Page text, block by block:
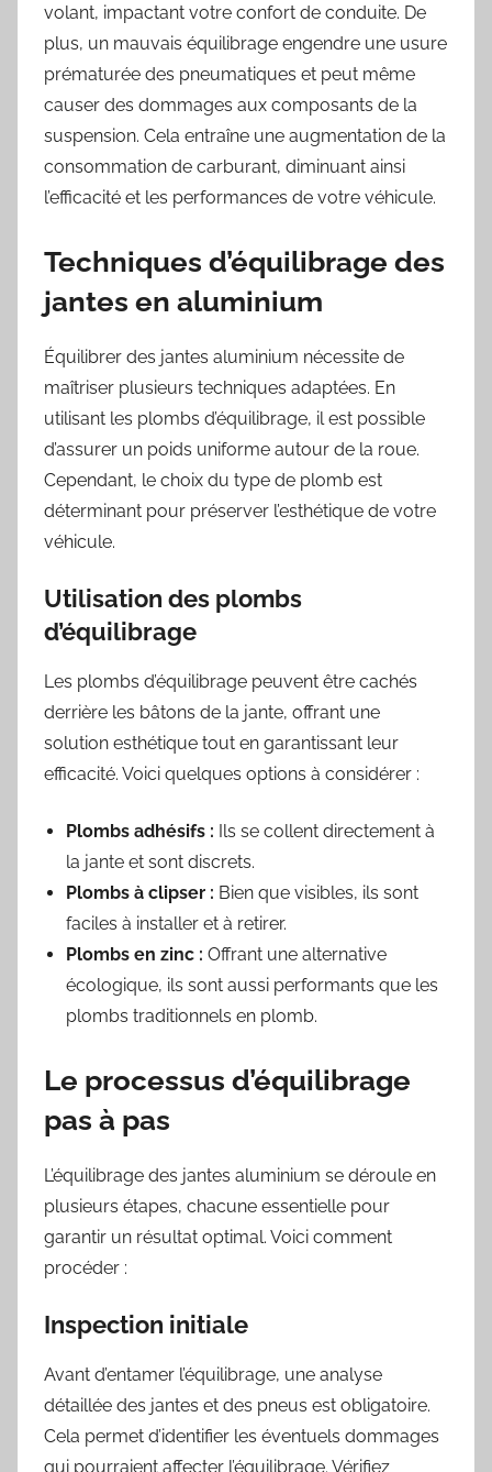
volant, impactant votre confort de conduite. De
plus, un mauvais équilibrage engendre une usure
prématurée des pneumatiques et peut même
causer des dommages aux composants de la
suspension. Cela entraîne une augmentation de la
consommation de carburant, diminuant ainsi
l’efficacité et les performances de votre véhicule.
Techniques d’équilibrage des
jantes en aluminium
Équilibrer des jantes aluminium nécessite de
maîtriser plusieurs techniques adaptées. En
utilisant les plombs d’équilibrage, il est possible
d’assurer un poids uniforme autour de la roue.
Cependant, le choix du type de plomb est
déterminant pour préserver l’esthétique de votre
véhicule.
Utilisation des plombs
d’équilibrage
Les plombs d’équilibrage peuvent être cachés
derrière les bâtons de la jante, offrant une
solution esthétique tout en garantissant leur
efficacité. Voici quelques options à considérer :
Plombs adhésifs : Ils se collent directement à
la jante et sont discrets.
Plombs à clipser : Bien que visibles, ils sont
faciles à installer et à retirer.
Plombs en zinc : Offrant une alternative
écologique, ils sont aussi performants que les
plombs traditionnels en plomb.
Le processus d’équilibrage
pas à pas
L’équilibrage des jantes aluminium se déroule en
plusieurs étapes, chacune essentielle pour
garantir un résultat optimal. Voici comment
procéder :
Inspection initiale
Avant d’entamer l’équilibrage, une analyse
détaillée des jantes et des pneus est obligatoire.
Cela permet d’identifier les éventuels dommages
qui pourraient affecter l’équilibrage. Vérifiez